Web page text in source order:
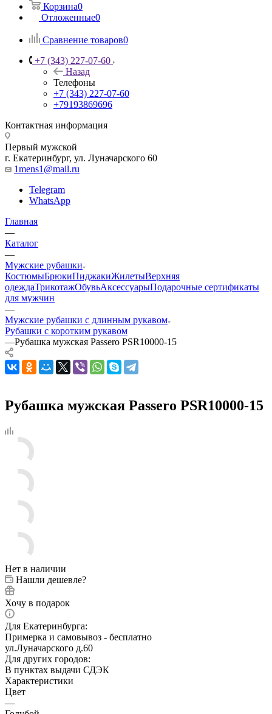
Корзина0
Отложенные0
Сравнение товаров0
+7 (343) 227-07-60
Назад
Телефоны
+7 (343) 227-07-60
+79193869696
Контактная информация
Первый мужской
г. Екатеринбург, ул. Луначарского 60
1mens1@mail.ru
Telegram
WhatsApp
Главная
—
Каталог
—
Мужские рубашки
КостюмыБрюкиПиджакиЖилетыВерхняя
одеждаТрикотажОбувьАксессуарыПодарочные сертификаты
для мужчин
—
Мужские рубашки с длинным рукавом
Рубашки с коротким рукавом
—Рубашка мужская Passero PSR10000-15
Рубашка мужская Passero PSR10000-15
Нет в наличии
Нашли дешевле?
Хочу в подарок
Для Екатеринбурга:
Примерка и самовывоз - бесплатно
ул.Луначарского д.60
Для других городов:
В пунктах выдачи СДЭК
Характеристики
Цвет
—